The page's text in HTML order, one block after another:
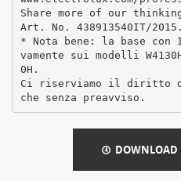
Share more of our
Art. No. 438913540IT/
* Nota bene: la base
vamente sui modelli
0H.
Ci riserviamo il diritto
DOWNLOAD